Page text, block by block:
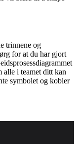
trinnene og
for at du har gjort
alle i teamet ditt kan
symbolet og kobler